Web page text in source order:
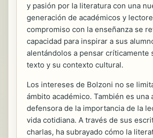
y pasión por la literatura con una
generación de académicos y
compromiso con la enseñanza se
capacidad para inspirar a sus
alentándolos a pensar críticamente
texto y su contexto cultural.
Los intereses de Bolzoni no se
ámbito académico. También es una
defensora de la importancia de la
vida cotidiana. A través de sus
charlas, ha subrayado cómo la